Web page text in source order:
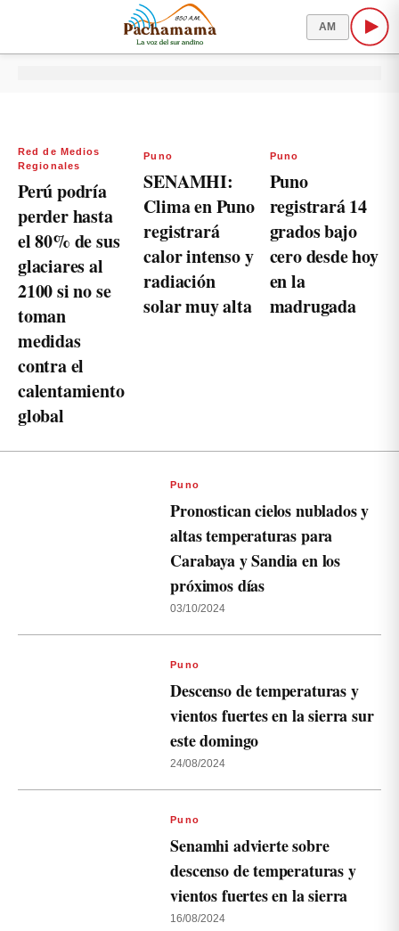
AM
Red de Medios
Regionales
Perú podría
perder hasta
el 80% de sus
glaciares al
2100 si no se
toman
medidas
contra el
calentamiento
global
Puno
SENAMHI:
Clima en Puno
registrará
calor intenso y
radiación
solar muy alta
Puno
Puno
registrará 14
grados bajo
cero desde hoy
en la
madrugada
Puno
Pronostican cielos nublados y
altas temperaturas para
Carabaya y Sandia en los
próximos días
03/10/2024
Puno
Descenso de temperaturas y
vientos fuertes en la sierra sur
este domingo
24/08/2024
Puno
Senamhi advierte sobre
descenso de temperaturas y
vientos fuertes en la sierra
16/08/2024